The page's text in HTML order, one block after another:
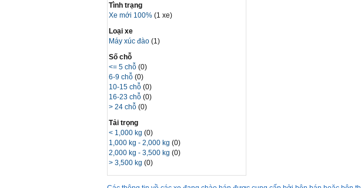
Tình trạng
Xe mới 100% (1 xe)
Loại xe
Máy xúc đào(1)
Số chỗ
<= 5 chỗ(0)
6-9 chỗ(0)
10-15 chỗ(0)
16-23 chỗ(0)
> 24 chỗ(0)
Tải trọng
< 1,000 kg(0)
1,000 kg - 2,000 kg(0)
2,000 kg - 3,500 kg(0)
> 3,500 kg(0)